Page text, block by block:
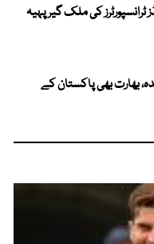
کی ملک گیر پہیہ
بھارت بھی پاکستان کے